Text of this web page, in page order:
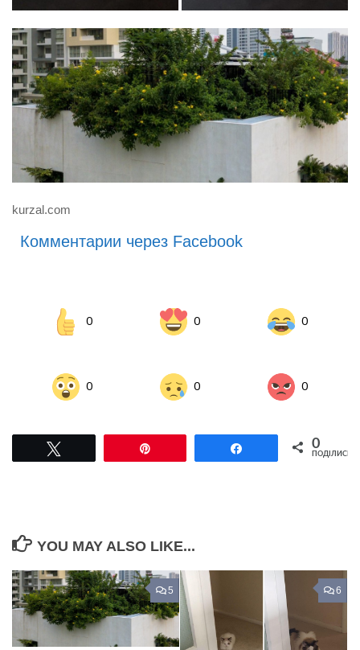
kurzal.com
Комментарии через Facebook
0 0 0
0 0 0
Поділитися0
ПОДІЛИСЬ
YOU MAY ALSO LIKE...
5 6